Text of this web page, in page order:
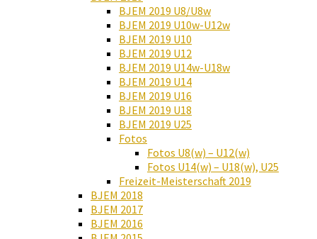
BJEM 2019 U8/U8w
BJEM 2019 U10w-U12w
BJEM 2019 U10
BJEM 2019 U12
BJEM 2019 U14w-U18w
BJEM 2019 U14
BJEM 2019 U16
BJEM 2019 U18
BJEM 2019 U25
Fotos
Fotos U8(w) – U12(w)
Fotos U14(w) – U18(w), U25
Freizeit-Meisterschaft 2019
BJEM 2018
BJEM 2017
BJEM 2016